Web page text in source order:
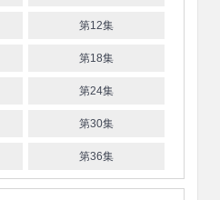
第12集
第18集
第24集
第30集
第36集